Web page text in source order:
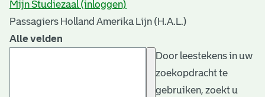
Mijn Studiezaal (inloggen)
Passagiers Holland Amerika Lijn (H.A.L.)
Alle velden
Door leestekens in uw
zoekopdracht te
gebruiken, zoekt u